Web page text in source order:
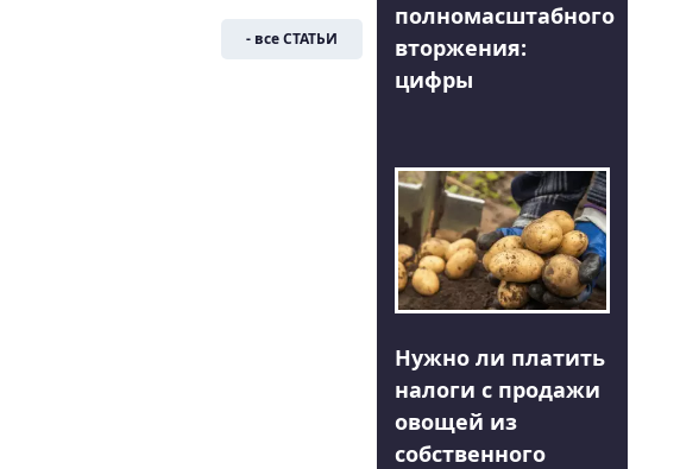
- все СТАТЬИ
полномасштабного
вторжения:
цифры
Нужно ли платить
налоги с продажи
овощей из
собственного